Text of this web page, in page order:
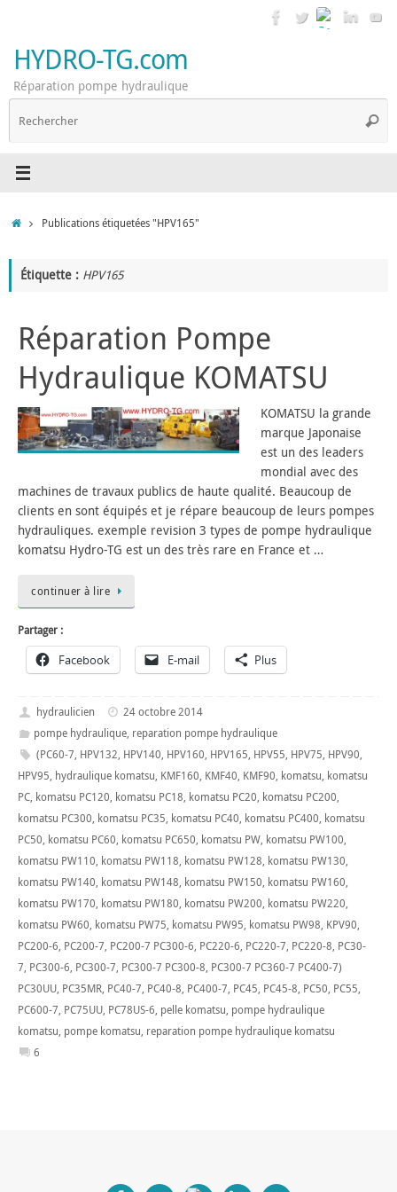
contenu
HYDRO-TG.com
Réparation pompe hydraulique
AccueilPublications étiquetées "HPV165"
Étiquette : HPV165
Réparation Pompe
Hydraulique KOMATSU
KOMATSU la grande
marque Japonaise
est un des leaders
mondial avec des
machines de travaux publics de haute qualité. Beaucoup de
clients en sont équipés et je répare beaucoup de leurs pompes
hydrauliques. exemple revision 3 types de pompe hydraulique
komatsu Hydro-TG est un des très rare en France et …
continuer à lire
Partager :
Facebook E-mail Plus
hydraulicien
24 octobre 2014
pompe hydraulique, reparation pompe hydraulique
(PC60-7, HPV132, HPV140, HPV160, HPV165, HPV55, HPV75, HPV90,
HPV95, hydraulique komatsu, KMF160, KMF40, KMF90, komatsu, komatsu
PC, komatsu PC120, komatsu PC18, komatsu PC20, komatsu PC200,
komatsu PC300, komatsu PC35, komatsu PC40, komatsu PC400, komatsu
PC50, komatsu PC60, komatsu PC650, komatsu PW, komatsu PW100,
komatsu PW110, komatsu PW118, komatsu PW128, komatsu PW130,
komatsu PW140, komatsu PW148, komatsu PW150, komatsu PW160,
komatsu PW170, komatsu PW180, komatsu PW200, komatsu PW220,
komatsu PW60, komatsu PW75, komatsu PW95, komatsu PW98, KPV90,
PC200-6, PC200-7, PC200-7 PC300-6, PC220-6, PC220-7, PC220-8, PC30-
7, PC300-6, PC300-7, PC300-7 PC300-8, PC300-7 PC360-7 PC400-7)
PC30UU, PC35MR, PC40-7, PC40-8, PC400-7, PC45, PC45-8, PC50, PC55,
PC600-7, PC75UU, PC78US-6, pelle komatsu, pompe hydraulique
komatsu, pompe komatsu, reparation pompe hydraulique komatsu
6